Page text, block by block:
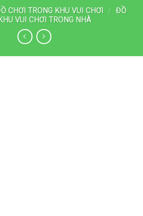
CHƠI TRONG KHU VUI CHƠI / ĐỒ
VUI CHƠI TRONG NHÀ